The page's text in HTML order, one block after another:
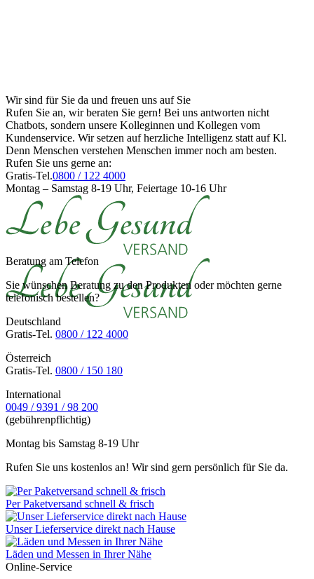
Wir sind für Sie da und freuen uns auf Sie
Rufen Sie an, wir beraten Sie gern! Bei uns antworten nicht
Chatbots, sondern unsere Kolleginnen und Kollegen vom
Kundenservice. Wir setzen auf herzliche Intelligenz statt auf Kl.
Denn Menschen verstehen Menschen immer noch am besten.
Rufen Sie uns gerne an:
Gratis-Tel.0800 / 122 4000
Montag – Samstag 8-19 Uhr, Feiertage 10-16 Uhr
Beratung am Telefon
Sie wünschen Beratung zu den Produkten oder möchten gerne
telefonisch bestellen?
Deutschland
Gratis-Tel. 0800 / 122 4000
Österreich
Gratis-Tel. 0800 / 150 180
International
0049 / 9391 / 98 200
(gebührenpflichtig)
Montag bis Samstag 8-19 Uhr
Rufen Sie uns kostenlos an! Wir sind gern persönlich für Sie da.
Per Paketversand schnell & frisch
Unser Lieferservice direkt nach Hause
Läden und Messen in Ihrer Nähe
Online-Service